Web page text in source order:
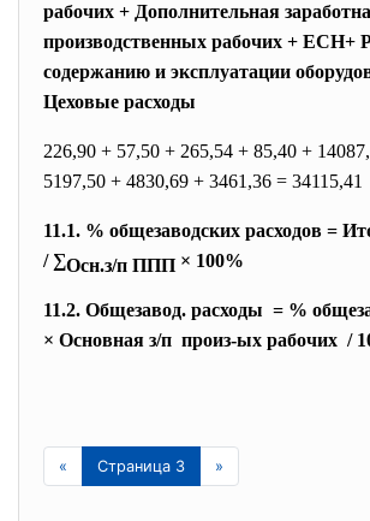
рабочих + Дополнительная
производственных рабочих + ЕСН+
содержанию и эксплуатации
Цеховые расходы
226,90 + 57,50 + 265,54 + 85,40 +
5197,50 + 4830,69 + 3461,36 = 34115,41
11.1. % общезаводских расходов =
/ ∑Осн.з/п ППП × 100%
11.2. Общезавод. расходы = %
× Основная з/п произ-ых рабочих /
« Страница 3 »